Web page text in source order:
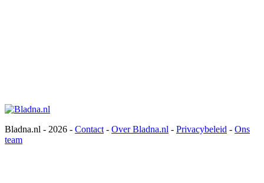
Bladna.nl - 2026 - Contact - Over Bladna.nl - Privacybeleid - Ons
team